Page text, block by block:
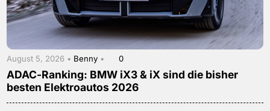
August 5, 2026 • Benny • 0
ADAC-Ranking: BMW iX3 & iX sind die bisher
besten Elektroautos 2026